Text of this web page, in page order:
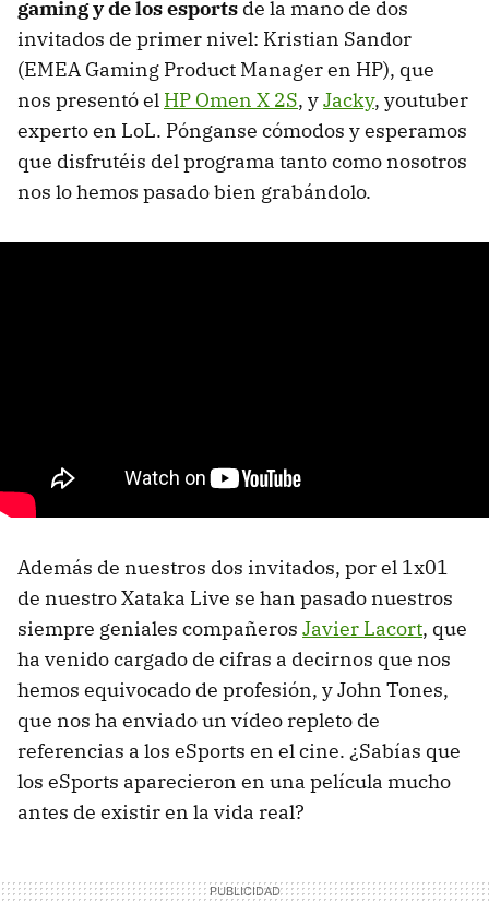
gaming y de los esports de la mano de dos
invitados de primer nivel: Kristian Sandor
(EMEA Gaming Product Manager en HP), que
nos presentó el HP Omen X 2S, yJacky, youtuber
experto en LoL. Pónganse cómodos y esperamos
que disfrutéis del programa tanto como nosotros
nos lo hemos pasado bien grabándolo.
Además de nuestros dos invitados, por el 1x01
de nuestro Xataka Live se han pasado nuestros
siempre geniales compañeros Javier Lacort, que
ha venido cargado de cifras a decirnos que nos
hemos equivocado de profesión, y John Tones,
que nos ha enviado un vídeo repleto de
referencias a los eSports en el cine. ¿Sabías que
los eSports aparecieron en una película mucho
antes de existir en la vida real?